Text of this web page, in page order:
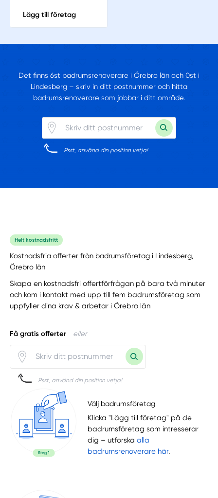
Lägg till företag
Det finns 6st badrumsrenoverare i Örebro län och 0st i
Lindesberg – skriv in ditt postnummer och hitta
badrumsrenoverare som jobbar i ditt område.
Psst, använd din position vetja!
Helt kostnadsfritt
Kostnadsfria offerter från badrumsföretag i Lindesberg,
Örebro län
Skapa en kostnadsfri offertförfrågan på bara två minuter
och kom i kontakt med upp till fem badrumsföretag som
uppfyller dina krav & arbetar i Örebro län
Få gratis offerter eller
Psst, använd din position vetja!
Välj badrumsföretag
Klicka "Lägg till företag" på de
badrumsföretag som intresserar
dig – utforskaalla
badrumsrenoverare här.